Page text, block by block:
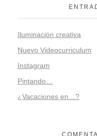
Iluminación creativa
Nuevo Videocurriculum
Instagram
Pintando…
¿Vacaciones en…?